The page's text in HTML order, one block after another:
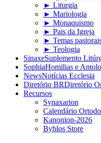
► Liturgia
► Mariologia
► Monaquismo
► Pais da Igreja
► Temas
► Teologia
SinaxeSuplemento
SophiaHomilias e
NewsNotícias Ecclesia
Diretório BRDiretório
Recursos
Synaxarion
Calendário
Kanonion-2026
Byblos Store